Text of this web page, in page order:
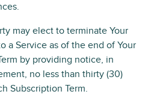
may elect to terminate Your
a Service as of the end of Your
by providing notice, in
no less than thirty (30)
Subscription Term.